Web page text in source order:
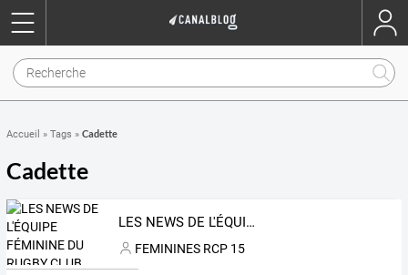
Accueil » Tags » Cadette
Cadette
LES NEWS DE L'ÉQUIPE FÉMININE DU RUGBY CLUB PARIS 15
FEMININES RCP 15